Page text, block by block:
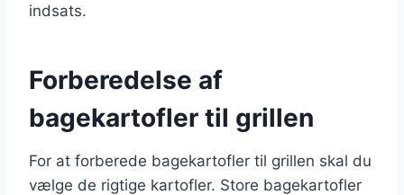
indsats.
Forberedelse af
bagekartofler til grillen
For at forberede bagekartofler til grillen skal du
vælge de rigtige kartofler. Store bagekartofler